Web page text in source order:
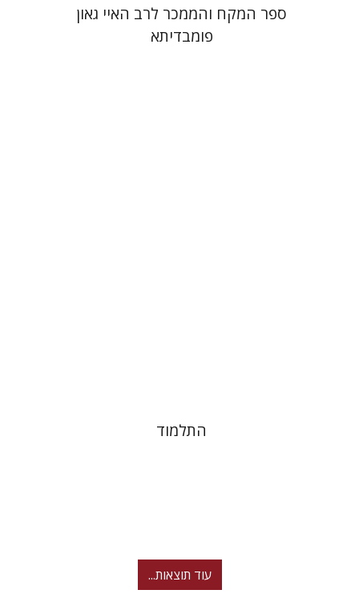
ספר המקח והממכר לרב האיי גאון
פומבדיתא
התלמוד
עוד תוצאות...